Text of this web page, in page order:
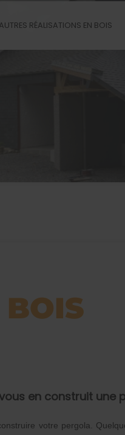
AUTRES RÉALISATIONS EN BOIS
BOIS
en construit une
votre pergola.